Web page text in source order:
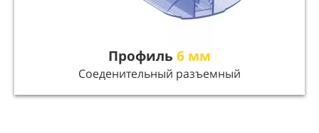
Профиль 6 мм
Соеденительный разъемный